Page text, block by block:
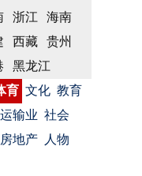
浙江
海南
西藏
贵州
黑龙江
育 文化 教育
运输业 社会
房地产
人物